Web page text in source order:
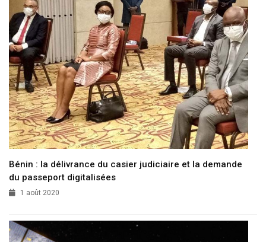
Bénin : la délivrance du casier judiciaire et la demande
du passeport digitalisées
1 août 2020